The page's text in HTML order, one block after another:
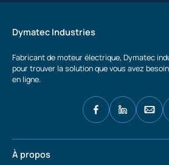
Dymatec Industries
Fabricant de moteur électrique, Dymatec
pour trouver la solution que vous avez
en ligne.
À propos